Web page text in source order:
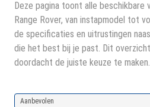
Deze pagina toont alle beschikbare
Range Rover, van instapmodel tot
de specificaties en uitrustingen
die het best bij je past. Dit
doordacht de juiste keuze te maken.
Aanbevolen